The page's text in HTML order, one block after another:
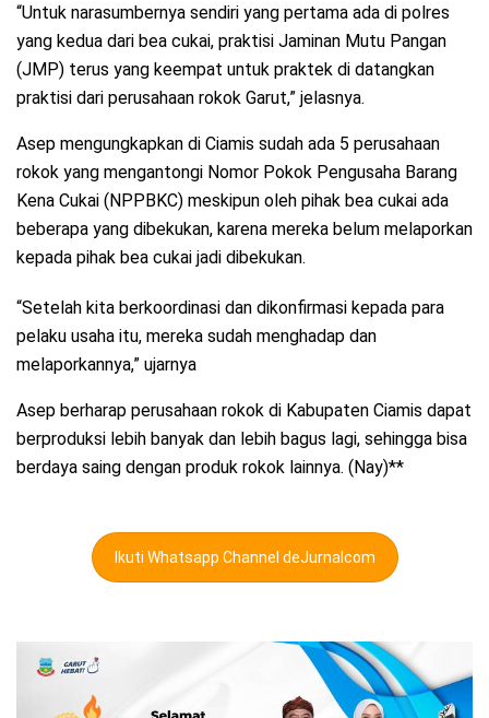
“Untuk narasumbernya sendiri yang pertama ada di polres
yang kedua dari bea cukai, praktisi Jaminan Mutu Pangan
(JMP) terus yang keempat untuk praktek di datangkan
praktisi dari perusahaan rokok Garut,” jelasnya.
Asep mengungkapkan di Ciamis sudah ada 5 perusahaan
rokok yang mengantongi Nomor Pokok Pengusaha Barang
Kena Cukai (NPPBKC) meskipun oleh pihak bea cukai ada
beberapa yang dibekukan, karena mereka belum melaporkan
kepada pihak bea cukai jadi dibekukan.
“Setelah kita berkoordinasi dan dikonfirmasi kepada para
pelaku usaha itu, mereka sudah menghadap dan
melaporkannya,” ujarnya
Asep berharap perusahaan rokok di Kabupaten Ciamis dapat
berproduksi lebih banyak dan lebih bagus lagi, sehingga bisa
berdaya saing dengan produk rokok lainnya. (Nay)**
Ikuti Whatsapp Channel deJurnalcom